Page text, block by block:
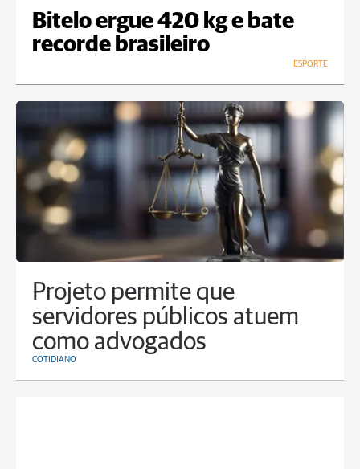
Bitelo ergue 420 kg e bate
recorde brasileiro
ESPORTE
Projeto permite que
servidores públicos atuem
como advogados
COTIDIANO